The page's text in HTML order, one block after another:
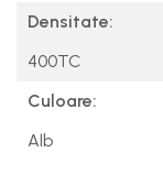
Densitate:
400TC
Culoare:
Alb